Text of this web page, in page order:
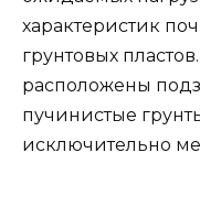
характеристик
грунтовых
расположены
пучинистые
исключительно